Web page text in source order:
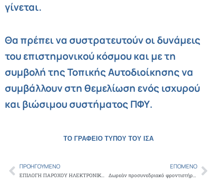
γίνεται.
Θα πρέπει να συστρατευτούν οι δυνάμεις
του επιστημονικού κόσμου και με τη
συμβολή της Τοπικής Αυτοδιοίκησης να
συμβάλλουν στη θεμελίωση ενός ισχυρού
και βιώσιμου συστήματος ΠΦΥ.
ΤΟ ΓΡΑΦΕΙΟ ΤΥΠΟΥ ΤΟΥ ΙΣΑ
Prev
ΠΡΟΗΓΟΎΜΕΝΟ
ΕΠΙΛΟΓΗ ΠΑΡΟΧΟΥ ΗΛΕΚΤΡΟΝΙΚΗΣ ΤΙΜΟΛΟΓΗΣΗΣ ΓΙΑ ΕΚΔΟΣΗ ΤΙΜΟΛΟΓΙΩΝ ΠΡΟΣ ΕΟΠΥΥ
ΕΠΌΜΕΝΟ
Δωρεάν προσυνεδριακό φροντιστήριο – Η Νέα Ηλεκτρονική Συνταγογράφηση